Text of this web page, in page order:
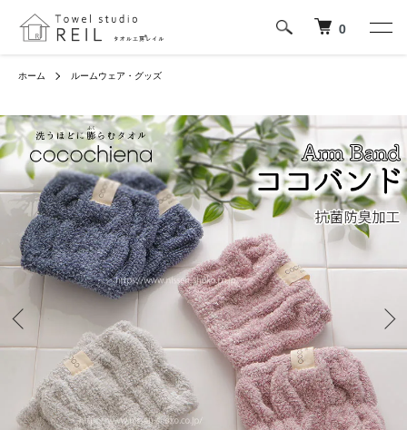
0
ホーム ルームウェア・グッズ